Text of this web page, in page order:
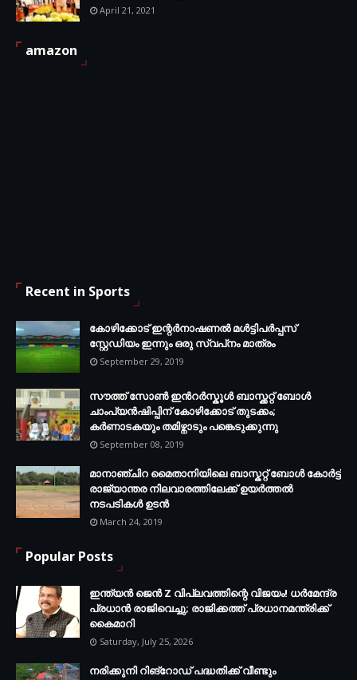
April 21, 2021
amazon
Recent in Sports
കോഴിക്കോട് ഇന്റര്‍നാഷണല്‍ മള്‍ട്ടിപര്‍പ്പസ്
സ്റ്റേഡിയം ഇന്നും ഒരു സ്വപ്‌നം മാത്രം
September 29, 2019
സൗത്ത് സോണ്‍ ഇന്‍റര്‍സ്കൂള്‍ ബാസ്ക്കറ്റ് ബോൾ
ചാംപ്യന്‍ഷിപ്പിന് കോഴിക്കോട് തുടക്കം;
കർണാടകയും തമിഴ്നാടും പങ്കെടുക്കുന്നു
September 08, 2019
മാനാഞ്ചിറ മൈതാനിയിലെ ബാസ്കറ്റ് ബോള്‍ കോര്‍ട്ട്
രാജ്യാന്തര നിലവാരത്തിലേക്ക് ഉയര്‍ത്തൽ
നടപടികള്‍ ഉടന്‍
March 24, 2019
Popular Posts
ഇന്ത്യൻ ജെൻ Z വിപ്ലവത്തിന്റെ വിജയം! ധർമേന്ദ്ര
പ്രധാൻ രാജിവെച്ചു; രാജിക്കത്ത് പ്രധാനമന്ത്രിക്ക്
കൈമാറി
Saturday, July 25, 2026
നരിക്കുനി റിങ്റോഡ് പദ്ധതിക്ക് വീണ്ടും